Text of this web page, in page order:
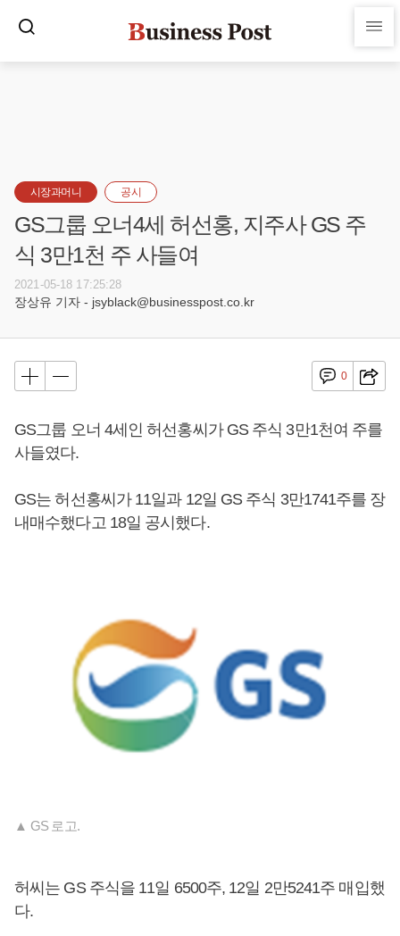
시장과머니 공시
GS그룹 오너4세 허선홍, 지주사 GS 주
식 3만1천 주 사들여
2021-05-18 17:25:28
장상유 기자 - jsyblack@businesspost.co.kr
0
GS그룹 오너 4세인 허선홍씨가 GS 주식 3만1천여 주를
사들였다.
GS는 허선홍씨가 11일과 12일 GS 주식 3만1741주를 장
내매수했다고 18일 공시했다.
▲ GS 로고.
허씨는 GS 주식을 11일 6500주, 12일 2만5241주 매입했
다.